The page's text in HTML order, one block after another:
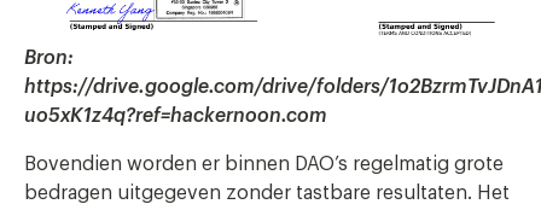
Bron:
https://drive.google.com/drive/folders/
uo5xK1z4q?ref=hackernoon.com
Bovendien worden er binnen DAO’s regelmatig grote
bedragen uitgegeven zonder tastbare resultaten. Het